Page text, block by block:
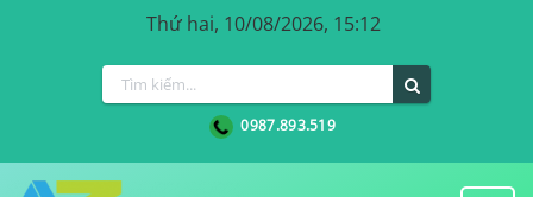
Thứ hai, 10/08/2026, 15:12
0987.893.519